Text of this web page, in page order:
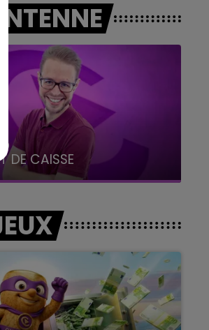
DE CAISSE